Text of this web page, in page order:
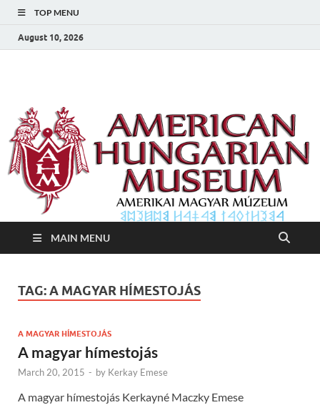
TOP MENU
August 10, 2026
Amerikai Magyar
Múzeum
MAIN MENU
TAG:A MAGYAR HÍMESTOJÁS
A MAGYAR HÍMESTOJÁS
A magyar hímestojás
March 20, 2015 - by Kerkay Emese
A magyar hímestojás Kerkayné Maczky Emese